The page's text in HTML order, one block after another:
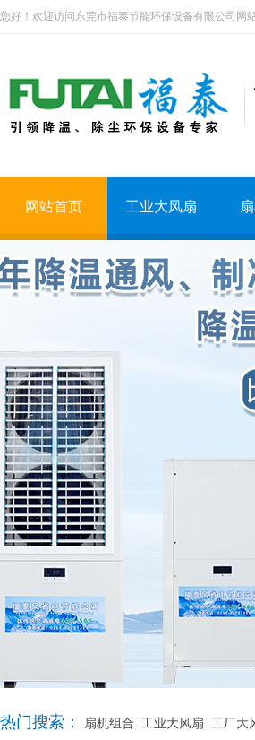
您好！欢迎访问东莞市福泰节能环保设备有限公司网
网站首页 工业大风扇
热门搜索： 扇机组合 工业大风扇 工厂大